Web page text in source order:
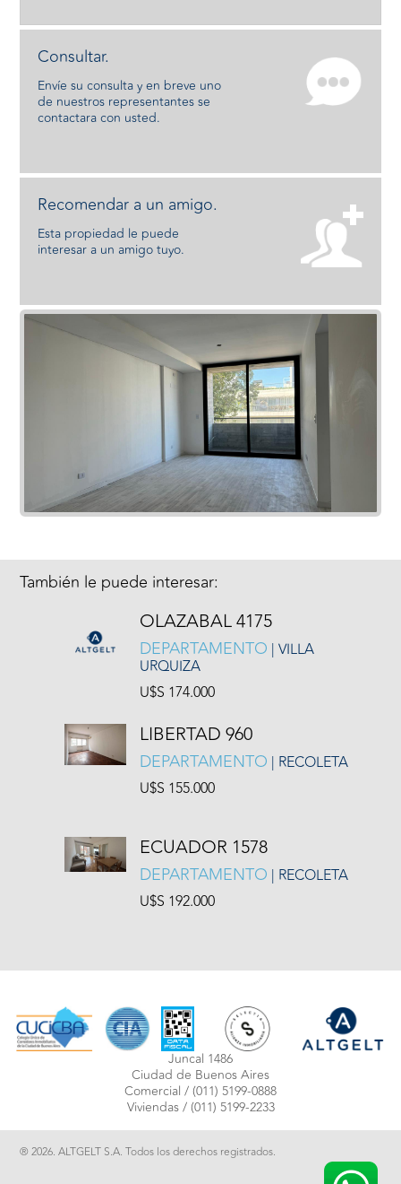
Consultar.
Envíe su consulta y en breve uno
de nuestros representantes se
contactara con usted.
Recomendar a un amigo.
Esta propiedad le puede
interesar a un amigo tuyo.
También le puede interesar:
OLAZABAL 4175
DEPARTAMENTO | VILLA
URQUIZA
U$S 174.000
LIBERTAD 960
DEPARTAMENTO | RECOLETA
U$S 155.000
ECUADOR 1578
DEPARTAMENTO | RECOLETA
U$S 192.000
Juncal 1486
Ciudad de Buenos Aires
Comercial /(011) 5199-0888
Viviendas /(011) 5199-2233
® 2026. ALTGELT S.A. Todos los derechos registrados.